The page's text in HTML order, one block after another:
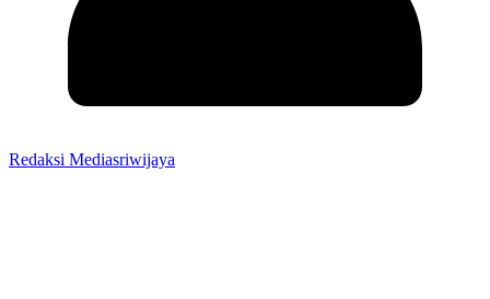
Redaksi Mediasriwijaya